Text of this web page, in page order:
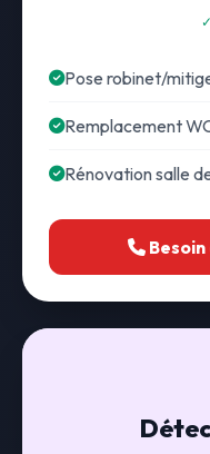
Pose robinet/
Remplacement
Rénovation salle